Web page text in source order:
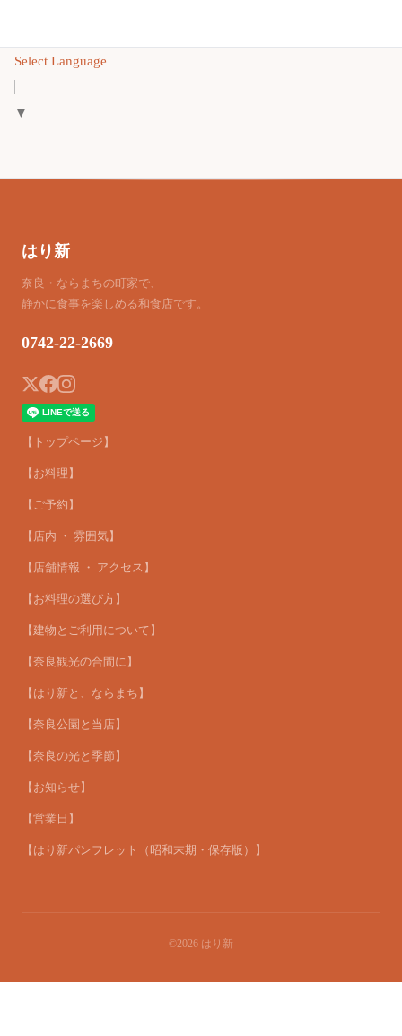
Select Language
▼
はり新
奈良・ならまちの町家で、
静かに食事を楽しめる和食店です。
0742-22-2669
【トップページ】
【お料理】
【ご予約】
【店内 ・ 雰囲気】
【店舗情報 ・ アクセス】
【お料理の選び方】
【建物とご利用について】
【奈良観光の合間に】
【はり新と、ならまち】
【奈良公園と当店】
【奈良の光と季節】
【お知らせ】
【営業日】
【はり新パンフレット（昭和末期・保存版）】
©2026 はり新